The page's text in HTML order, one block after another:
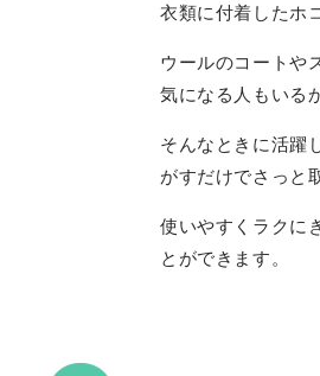
衣類に付着したホ
ウールのコートや
気になる人もいる
そんなときに活躍
がすだけでさっと
使いやすくラクに
とができます。